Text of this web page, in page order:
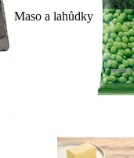
Maso a lahůdky